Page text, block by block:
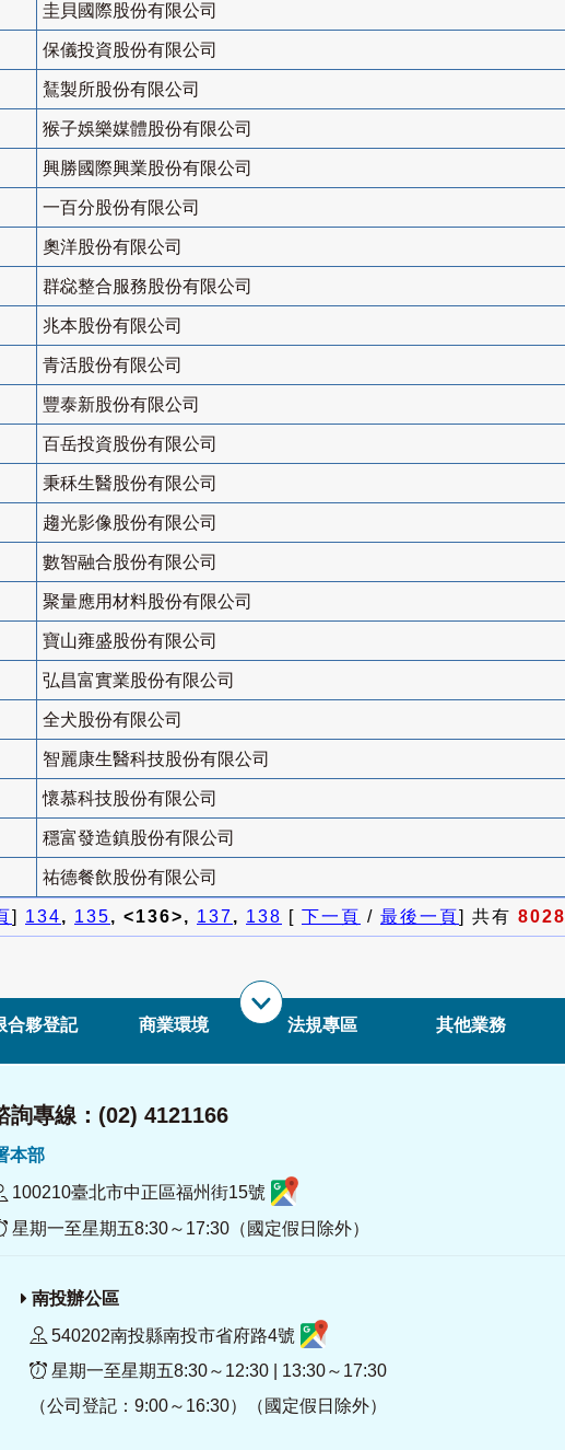
圭貝國際股份有限公司
保儀投資股份有限公司
鵟製所股份有限公司
猴子娛樂媒體股份有限公司
興勝國際興業股份有限公司
一百分股份有限公司
奧洋股份有限公司
群惢整合服務股份有限公司
兆本股份有限公司
青活股份有限公司
豐泰新股份有限公司
百岳投資股份有限公司
秉秝生醫股份有限公司
趨光影像股份有限公司
數智融合股份有限公司
聚量應用材料股份有限公司
寶山雍盛股份有限公司
弘昌富實業股份有限公司
全犬股份有限公司
智麗康生醫科技股份有限公司
懷慕科技股份有限公司
穩富發造鎮股份有限公司
祐德餐飲股份有限公司
] 134, 135, <136>, 137, 138 [ 下一頁 / 最後一頁] 共有 8028
合夥登記 商業環境 法規專區 其他業務
詢專線：(02) 4121166
本部
100210臺北市中正區福州街15號
星期一至星期五8:30～17:30（國定假日除外）
南投辦公區
540202南投縣南投市省府路4號
星期一至星期五8:30～12:30 | 13:30～17:30
（公司登記：9:00～16:30）（國定假日除外）